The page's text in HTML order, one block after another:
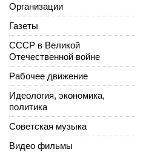
Организации
Газеты
СССР в Великой
Отечественной войне
Рабочее движение
Идеология, экономика,
политика
Советская музыка
Видео фильмы